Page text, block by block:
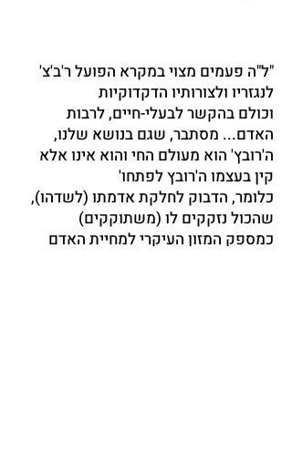
"ל"ה פעמים מצוי במקרא הפועל ר'ב'צ'
לנגזריו ולצורותיו הדקדוקיות
וכולם בהקשר לבעלי-חיים, לרבות
האדם... מסתבר, שגם בנושא שלנו,
ה'רובץ' הוא מעולם החי והוא אינו אלא
קין בעצמו ה'רובץ לפתחו'
כלומר, הדבוק לחלקת אדמתו (לשדהו),
שהכול נזקקים לו (משתוקקים)
כמספק המזון העיקרי למחיית האדם